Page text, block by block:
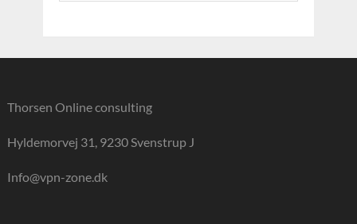
Thorsen Online consulting
Hyldemorvej 31, 9230 Svenstrup J
Info@vpn-zone.dk